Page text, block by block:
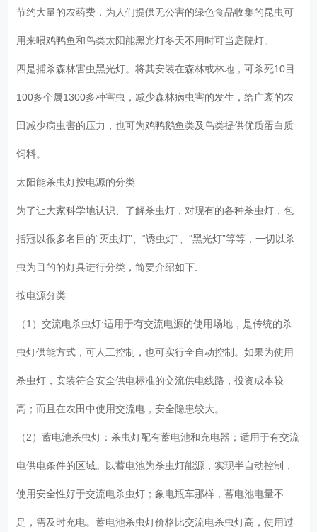
节约大量的农药费，为人们提供无公害的绿色食品收集的昆虫可
用来喂鸡鸭鱼和鸟类太阳能黑光灯冬天不用时可当庭院灯。
四是捕杀森林害虫黑光灯。将其安装在森林或林地，可杀死10目
100多个属1300多种害虫，减少森林病虫害的发生，给广袤的农
田减少病虫害的压力，也可为鸡鸭鹅鱼类及鸟类提供优质蛋白质
饲料。
太阳能杀虫灯按电源的分类
为了让大家科学地认识、了解杀虫灯，对现有的各种杀虫灯，包
括冠以很多名目的“灭虫灯”、“诱虫灯”、“黑光灯”等等，一切以杀
虫为目的的灯具进行分类，简要介绍如下:
按电源分类
（1）交流电杀虫灯:适用于有交流电源的使用场地，是传统的杀
虫灯供能方式，可人工控制，也可实行全自动控制。如果为使用
杀虫灯，安装符合安全供电标准的交流供电线路，投资成本较
高；而且在农田中使用交流电，安全隐患较大。
（2）蓄电池杀虫灯：杀虫灯配有蓄电池和充电器；适用于有交流
电供电条件的区域。以蓄电池为杀虫灯能源，实现半自动控制，
使用安全性好于交流电杀虫灯；象电瓶车那样，蓄电池电量不
足，需及时充电。蓄电池杀虫灯价格比交流电杀虫灯高，使用过